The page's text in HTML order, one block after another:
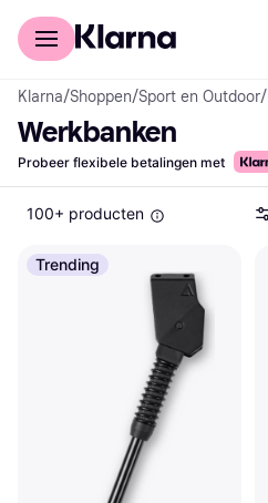
Voor shoppers
Klarna/Shoppen/Sport en Outdoor/
Werkbanken
Probeer flexibele betalingen met
100+ producten
Trending